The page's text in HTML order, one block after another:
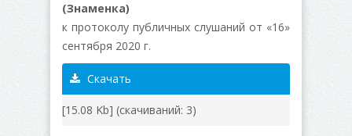
(Знаменка)
к протоколу публичных слушаний от «16»
сентября 2020 г.
Скачать
[15.08 Kb] (cкачиваний: 3)